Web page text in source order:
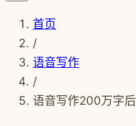
首页
/
语音写作
/
语音写作200万字后